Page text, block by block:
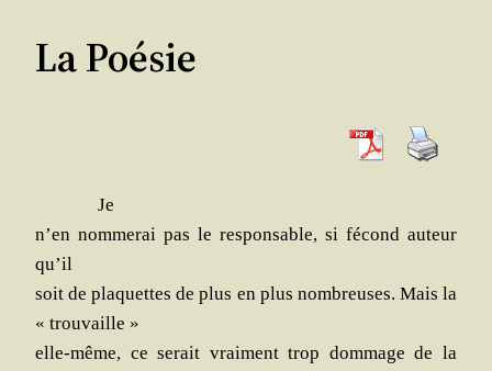
La Poésie
Je
n’en nom­me­rai pas le res­pon­sable, si fécond auteur
qu’il
soit de pla­quettes de plus en plus nom­breuses. Mais la
« trouvaille »
elle-même, ce serait vrai­ment trop dom­mage de la